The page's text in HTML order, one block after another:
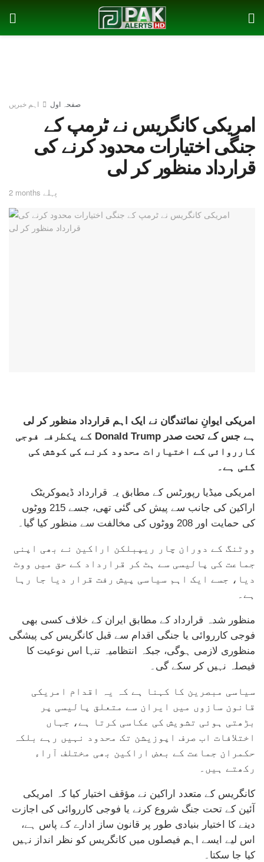
صفحہ اول اہم خبریں
امریکی کانگریس نے ٹرمپ کے
جنگی اختیارات محدود کرنے کی
قرارداد منظور کر لی
2 months پہلے
امریکی ایوانِ نمائندگان نے ایک اہم قرارداد منظور کر لی
ہے جس کے تحت صدر Donald Trump کے یکطرفہ فوجی
کارروائی کے اختیارات محدود کرنے کی کوشش کی
گئی ہے۔
امریکی میڈیا رپورٹس کے مطابق یہ قرارداد ڈیموکریٹک
اراکین کی جانب سے پیش کی گئی تھی، جسے 215 ووٹوں
کی حمایت اور 208 ووٹوں کی مخالفت سے منظور کیا گیا۔
ووٹنگ کے دوران چار ریپبلکن اراکین نے بھی اپنی
جماعت کی پالیسی سے ہٹ کر قرارداد کے حق میں ووٹ
دیا، جسے ایک اہم سیاسی پیش رفت قرار دیا جا رہا
ہے۔
منظور شدہ قرارداد کے مطابق ایران کے خلاف کسی بھی
فوجی کارروائی یا جنگی اقدام سے قبل کانگریس کی پیشگی
منظوری لازمی ہوگی، جبکہ انتظامیہ تنہا اس نوعیت کا
فیصلہ نہیں کر سکے گی۔
سیاسی مبصرین کا کہنا ہے کہ یہ اقدام امریکی
قانون سازوں میں ایران سے متعلق پالیسی پر
بڑھتی ہوئی تشویش کی عکاسی کرتا ہے، جہاں
اختلافات اب صرف اپوزیشن تک محدود نہیں رہے بلکہ
حکمران جماعت کے بعض اراکین بھی مختلف آراء
رکھتے ہیں۔
کانگریس کے متعدد اراکین نے مؤقف اختیار کیا کہ امریکی
آئین کے تحت جنگ شروع کرنے یا فوجی کارروائی کی اجازت
دینے کا اختیار بنیادی طور پر قانون ساز ادارے کے پاس ہے،
اس لیے ایسے اہم فیصلوں میں کانگریس کو نظر انداز نہیں
کیا جا سکتا۔